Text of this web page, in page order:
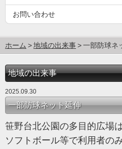
お問い合わせ
ホーム 地域の出来事 一部防球ネ
地域の出来事
2025.09.30
一部防球ネット延伸
笹野台北公園の多目的広場
ソフトボール等で利用者の